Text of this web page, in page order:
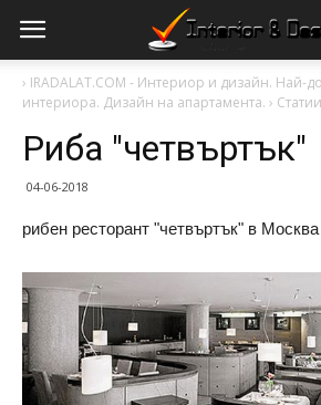
› IRADALAT.COM - Интериор и дизайн. Най-
интериора. Дизайн на апартамента. › Статии
Риба "четвъртък"
04-06-2018
рибен ресторант "четвъртък" в Москва